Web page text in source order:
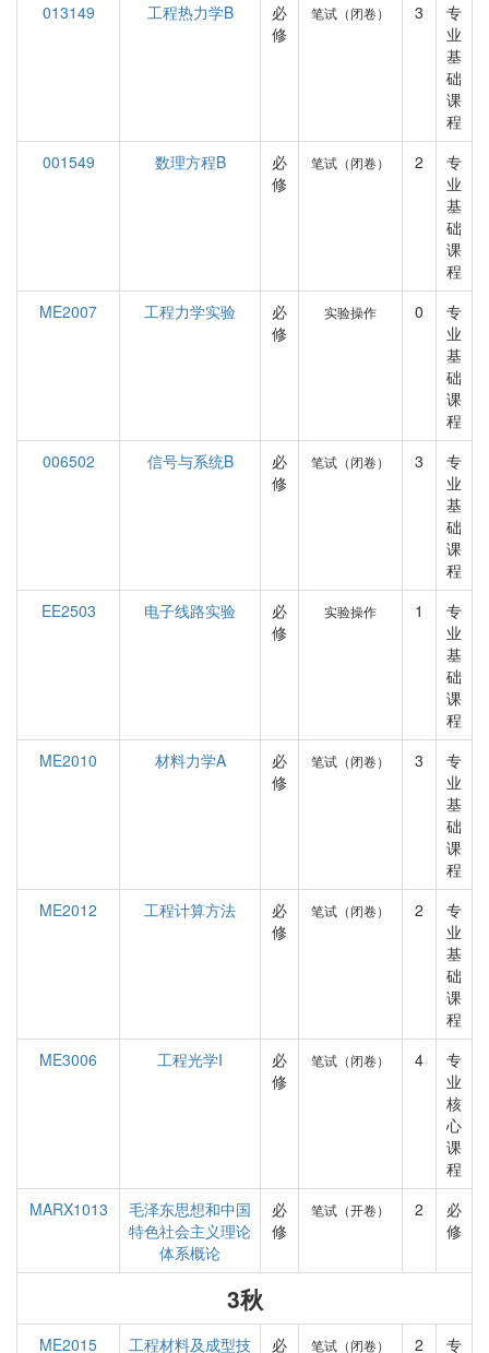
013149
工程热力学B
必
修
笔试（闭卷） 3
专
业
基
础
课
程
001549
数理方程B
必
修
笔试（闭卷） 2
专
业
基
础
课
程
ME2007
工程力学实验
必
修
实验操作 0
专
业
基
础
课
程
006502
信号与系统B
必
修
笔试（闭卷） 3
专
业
基
础
课
程
EE2503
电子线路实验
必
修
实验操作 1
专
业
基
础
课
程
ME2010
材料力学A
必
修
笔试（闭卷） 3
专
业
基
础
课
程
ME2012
工程计算方法
必
修
笔试（闭卷） 2
专
业
基
础
课
程
ME3006
工程光学I
必
修
笔试（闭卷） 4
专
业
核
心
课
程
MARX1013
毛泽东思想和中国
特色社会主义理论
体系概论
必
修
笔试（开卷） 2
必
修
3秋
ME2015 工程材料及成型技 必 笔试（闭卷） 2 专